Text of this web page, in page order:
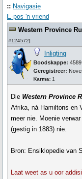
:: Navigasie
E-pos 'n vriend
Western Province
#124572]
Inligting
Boodskappe: 4589
Geregistreer:
Karma: 1
Die Western Province
Afrika, ná Hamiltons en
meer nie. Moenie
(gestig in 1883) nie.
Bron: Ensiklopedie van
Laat weet as u oor